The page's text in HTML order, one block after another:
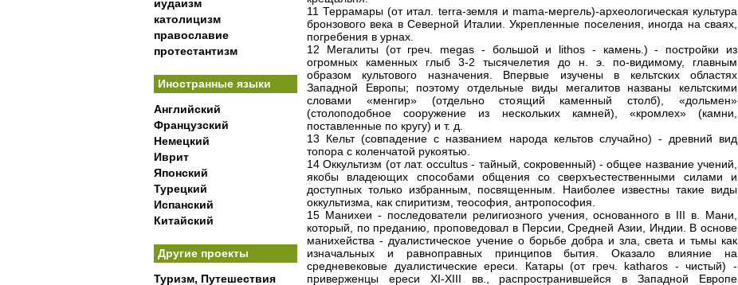
иудаизм
католицизм
православие
протестантизм
Иностранные языки
Английский
Французский
Немецкий
Иврит
Японский
Турецкий
Испанский
Китайский
Другие проекты
Туризм, Путешествия
11 Террамары (от итал. terra-земля и mama-мергель)-археологическая культура
бронзового века в Северной Италии. Укрепленные поселения, иногда на сваях,
погребения в урнах.
12 Мегалиты (от греч. megas - большой и lithos - камень.) - постройки из
огромных каменных глыб 3-2 тысячелетия до н. э. по-видимому, главным
образом культового назначения. Впервые изучены в кельтских областях
Западной Европы; поэтому отдельные виды мегалитов названы кельтскими
словами «менгир» (отдельно стоящий каменный столб), «дольмен»
(столоподобное сооружение из нескольких камней), «кромлех» (камни,
поставленные по кругу) и т. д.
13 Кельт (совпадение с названием народа кельтов случайно) - древний вид
топора с коленчатой рукоятью.
14 Оккультизм (от лат. occultus - тайный, сокровенный) - общее название учений,
якобы владеющих способами общения со сверхъестественными силами и
доступных только избранным, посвященным. Наиболее известны такие виды
оккультизма, как спиритизм, теософия, антропософия.
15 Манихеи - последователи религиозного учения, основанного в III в. Мани,
который, по преданию, проповедовал в Персии, Средней Азии, Индии. В основе
манихейства - дуалистическое учение о борьбе добра и зла, света и тьмы как
изначальных и равноправных принципов бытия. Оказало влияние на
средневековые дуалистические ереси. Катары (от греч. katharos - чистый) -
приверженцы ереси XI-XIII вв., распространившейся в Западной Европе